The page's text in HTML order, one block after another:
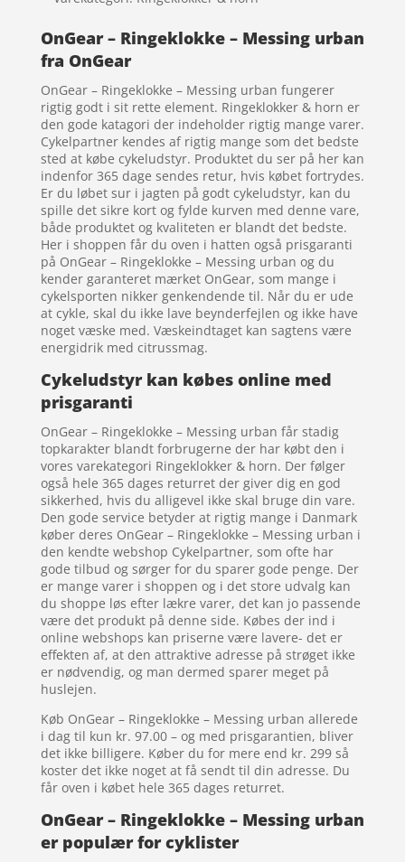
OnGear – Ringeklokke – Messing urban
fra OnGear
OnGear – Ringeklokke – Messing urban fungerer
rigtig godt i sit rette element. Ringeklokker & horn er
den gode katagori der indeholder rigtig mange varer.
Cykelpartner kendes af rigtig mange som det bedste
sted at købe cykeludstyr. Produktet du ser på her kan
indenfor 365 dage sendes retur, hvis købet fortrydes.
Er du løbet sur i jagten på godt cykeludstyr, kan du
spille det sikre kort og fylde kurven med denne vare,
både produktet og kvaliteten er blandt det bedste.
Her i shoppen får du oven i hatten også prisgaranti
på OnGear – Ringeklokke – Messing urban og du
kender garanteret mærket OnGear, som mange i
cykelsporten nikker genkendende til. Når du er ude
at cykle, skal du ikke lave beynderfejlen og ikke have
noget væske med. Væskeindtaget kan sagtens være
energidrik med citrussmag.
Cykeludstyr kan købes online med
prisgaranti
OnGear – Ringeklokke – Messing urban får stadig
topkarakter blandt forbrugerne der har købt den i
vores varekategori Ringeklokker & horn. Der følger
også hele 365 dages returret der giver dig en god
sikkerhed, hvis du alligevel ikke skal bruge din vare.
Den gode service betyder at rigtig mange i Danmark
køber deres OnGear – Ringeklokke – Messing urban i
den kendte webshop Cykelpartner, som ofte har
gode tilbud og sørger for du sparer gode penge. Der
er mange varer i shoppen og i det store udvalg kan
du shoppe løs efter lækre varer, det kan jo passende
være det produkt på denne side. Købes der ind i
online webshops kan priserne være lavere- det er
effekten af, at den attraktive adresse på strøget ikke
er nødvendig, og man dermed sparer meget på
huslejen.
Køb OnGear – Ringeklokke – Messing urban allerede
i dag til kun kr. 97.00 – og med prisgarantien, bliver
det ikke billigere. Køber du for mere end kr. 299 så
koster det ikke noget at få sendt til din adresse. Du
får oven i købet hele 365 dages returret.
OnGear – Ringeklokke – Messing urban
er populær for cyklister